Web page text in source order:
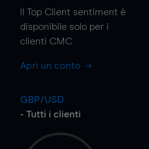
Il Top Client sentiment è
disponibile solo per i
clienti CMC
Apri un conto
GBP/USD
- Tutti i clienti